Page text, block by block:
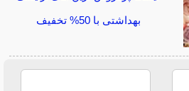
بهداشتی با 50% تخفیف